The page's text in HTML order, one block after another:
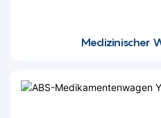
Medizinischer